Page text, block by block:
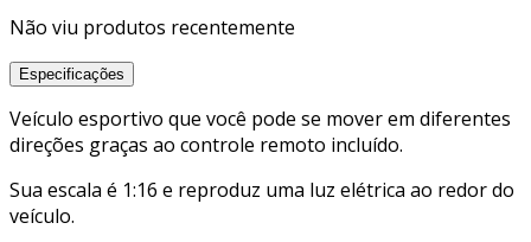
Não viu produtos recentemente
Especificações
Veículo esportivo que você pode se mover em diferentes
direções graças ao controle remoto incluído.
Sua escala é 1:16 e reproduz uma luz elétrica ao redor do
veículo.